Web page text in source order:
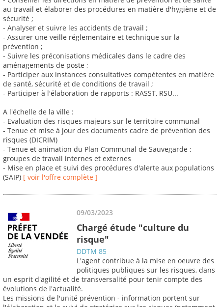
au travail et élaborer des procédures en matière d'hygiène et de
sécurité ;
- Analyser et suivre les accidents de travail ;
- Assurer une veille réglementaire et technique sur la
prévention ;
- Suivre les préconisations médicales dans le cadre des
aménagements de poste ;
- Participer aux instances consultatives compétentes en matière
de santé, sécurité et de conditions de travail ;
- Participer à l'élaboration de rapports : RASST, RSU...
A l'échelle de la ville :
- Evaluation des risques majeurs sur le territoire communal
- Tenue et mise à jour des documents cadre de prévention des
risques (DICRIM)
- Tenue et animation du Plan Communal de Sauvegarde :
groupes de travail internes et externes
- Mise en place et suivi des procédures d'alerte aux populations
(SAIP) [ voir l'offre complète ]
09/03/2023
Chargé étude "culture du
risque"
DDTM 85
L'agent contribue à la mise en oeuvre des
politiques publiques sur les risques, dans
un esprit d'agilité et de transversalité pour tenir compte des
évolutions de l'actualité.
Les missions de l'unité prévention - information portent sur